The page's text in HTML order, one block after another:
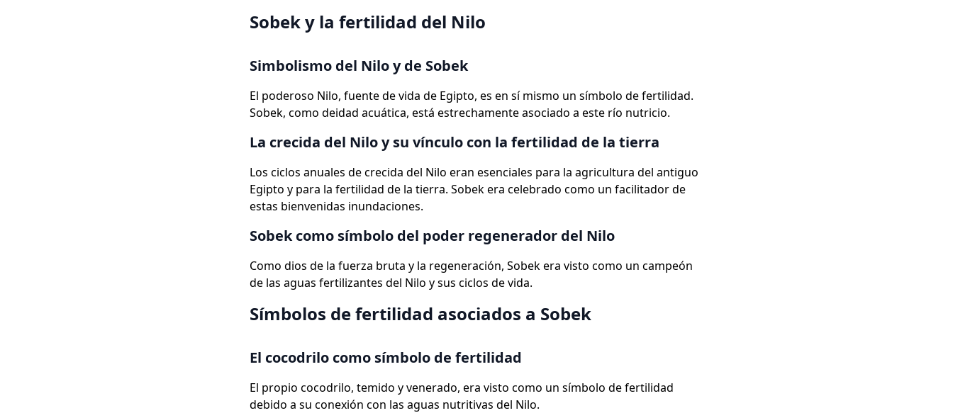
Sobek y la fertilidad del Nilo
Simbolismo del Nilo y de Sobek
El poderoso Nilo, fuente de vida de Egipto, es en sí mismo un símbolo de fertilidad.
Sobek, como deidad acuática, está estrechamente asociado a este río nutricio.
La crecida del Nilo y su vínculo con la fertilidad de la tierra
Los ciclos anuales de crecida del Nilo eran esenciales para la agricultura del antiguo
Egipto y para la fertilidad de la tierra. Sobek era celebrado como un facilitador de
estas bienvenidas inundaciones.
Sobek como símbolo del poder regenerador del Nilo
Como dios de la fuerza bruta y la regeneración, Sobek era visto como un campeón
de las aguas fertilizantes del Nilo y sus ciclos de vida.
Símbolos de fertilidad asociados a Sobek
El cocodrilo como símbolo de fertilidad
El propio cocodrilo, temido y venerado, era visto como un símbolo de fertilidad
debido a su conexión con las aguas nutritivas del Nilo.